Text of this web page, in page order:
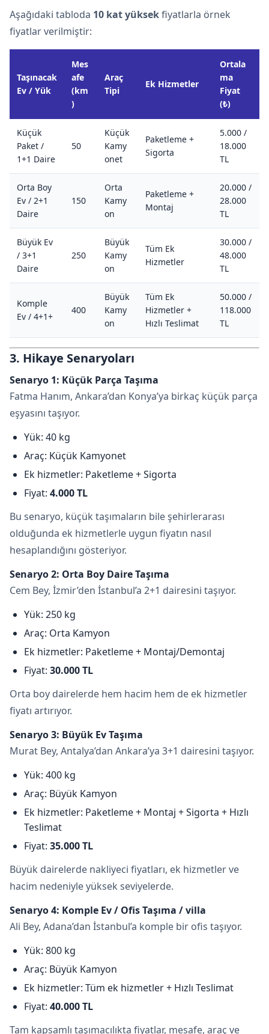
Aşağıdaki tabloda 10 kat yüksekfiyatlarla örnek
fiyatlar verilmiştir:
Taşınacak
Ev / Yük
Mes
afe
(km
)
Araç
Tipi
Ek Hizmetler
Ortala
ma
Fiyat
(₺)
Küçük
Paket /
1+1 Daire
50
Küçük
Kamy
onet
Paketleme +
Sigorta
5.000 /
18.000
TL
Orta Boy
Ev / 2+1
Daire
150
Orta
Kamy
on
Paketleme +
Montaj
20.000 /
28.000
TL
Büyük Ev
/ 3+1
Daire
250
Büyük
Kamy
on
Tüm Ek
Hizmetler
30.000 /
48.000
TL
Komple
Ev / 4+1+
400
Büyük
Kamy
on
Tüm Ek
Hizmetler +
Hızlı Teslimat
50.000 /
118.000
TL
3. Hikaye Senaryoları
Senaryo 1: Küçük Parça Taşıma
Fatma Hanım, Ankara’dan Konya’ya birkaç küçük parça
eşyasını taşıyor.
Yük: 40 kg
Araç: Küçük Kamyonet
Ek hizmetler: Paketleme + Sigorta
Fiyat: 4.000 TL
Bu senaryo, küçük taşımaların bile şehirlerarası
olduğunda ek hizmetlerle uygun fiyatın nasıl
hesaplandığını gösteriyor.
Senaryo 2: Orta Boy Daire Taşıma
Cem Bey, İzmir’den İstanbul’a 2+1 dairesini taşıyor.
Yük: 250 kg
Araç: Orta Kamyon
Ek hizmetler: Paketleme + Montaj/Demontaj
Fiyat: 30.000 TL
Orta boy dairelerde hem hacim hem de ek hizmetler
fiyatı artırıyor.
Senaryo 3: Büyük Ev Taşıma
Murat Bey, Antalya’dan Ankara’ya 3+1 dairesini taşıyor.
Yük: 400 kg
Araç: Büyük Kamyon
Ek hizmetler: Paketleme + Montaj + Sigorta + Hızlı
Teslimat
Fiyat: 35.000 TL
Büyük dairelerde nakliyeci fiyatları, ek hizmetler ve
hacim nedeniyle yüksek seviyelerde.
Senaryo 4: Komple Ev / Ofis Taşıma / villa
Ali Bey, Adana’dan İstanbul’a komple bir ofis taşıyor.
Yük: 800 kg
Araç: Büyük Kamyon
Ek hizmetler: Tüm ek hizmetler + Hızlı Teslimat
Fiyat: 40.000 TL
Tam kapsamlı taşımacılıkta fiyatlar, mesafe, araç ve